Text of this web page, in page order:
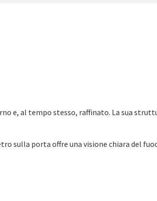
e, al tempo stesso, raffinato. La sua
sulla porta offre una visione chiara del